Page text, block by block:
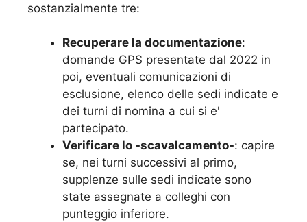
sostanzialmente tre:
Recuperare la documentazione:
domande GPS presentate dal 2022 in
poi, eventuali comunicazioni di
esclusione, elenco delle sedi indicate e
dei turni di nomina a cui si e'
partecipato.
Verificare lo -scavalcamento-: capire
se, nei turni successivi al primo,
supplenze sulle sedi indicate sono
state assegnate a colleghi con
punteggio inferiore.